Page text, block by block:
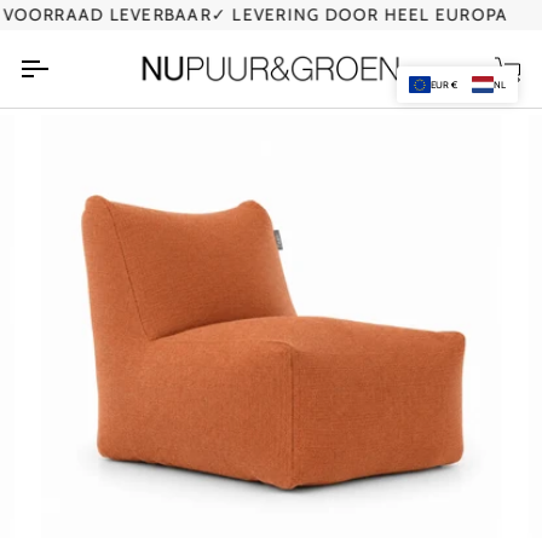
Ga
inhoud
LEVERBAAR✓ LEVERING DOOR HEEL EUROPA
EUR € NL